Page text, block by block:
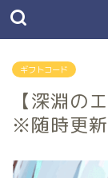
ギフトコード
【深淵の
※随時更新